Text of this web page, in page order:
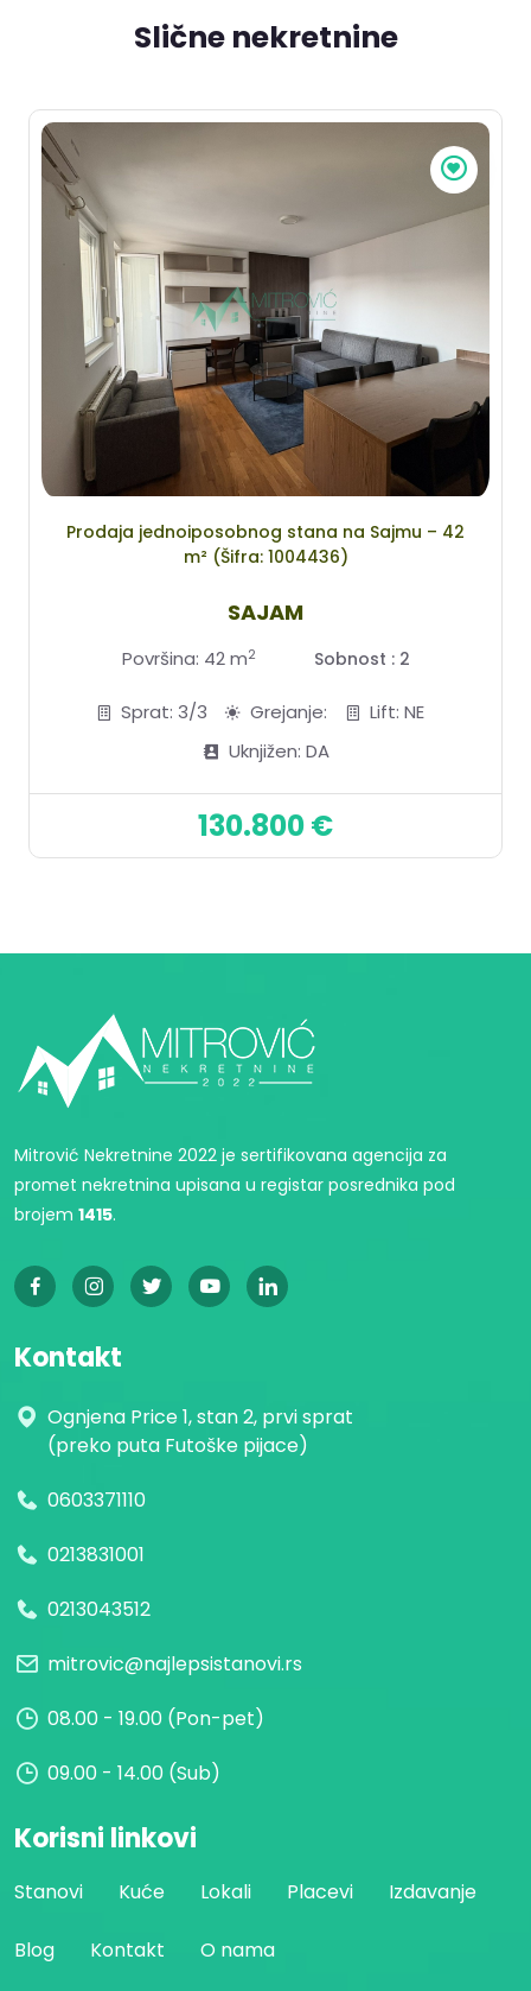
Slične nekretnine
Prodaja jednoiposobnog stana na Sajmu – 42
m² (Šifra: 1004436)
SAJAM
Površina: 42 m2 Sobnost : 2
Sprat: 3/3 Grejanje:
Lift: NE
Uknjižen: DA
130.800 €
Mitrović Nekretnine 2022 je sertifikovana agencija za
promet nekretnina upisana u registar posrednika pod
brojem 1415.
Kontakt
Ognjena Price 1, stan 2, prvi sprat
(preko puta Futoške pijace)
0603371110
0213831001
0213043512
mitrovic@najlepsistanovi.rs
08.00 - 19.00 (Pon-pet)
09.00 - 14.00 (Sub)
Korisni linkovi
Stanovi Kuće Lokali Placevi Izdavanje
Blog Kontakt O nama